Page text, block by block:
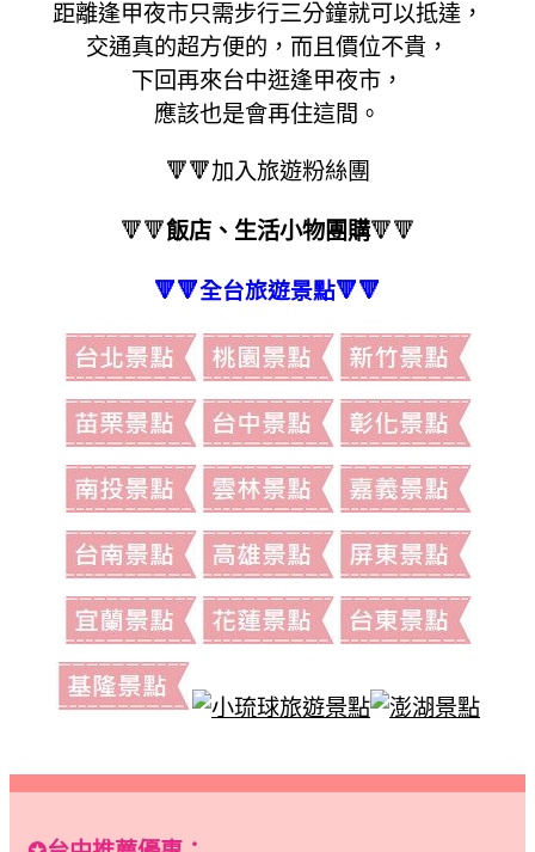
距離逢甲夜市只需步行三分鐘就可以抵達，
交通真的超方便的，而且價位不貴，
下回再來台中逛逢甲夜市，
應該也是會再住這間。
🔻🔻加入旅遊粉絲團
🔻🔻飯店、生活小物團購🔻🔻
🔻🔻全台旅遊景點🔻🔻